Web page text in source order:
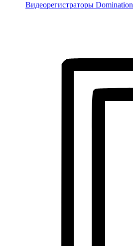
Видеорегистраторы Domination